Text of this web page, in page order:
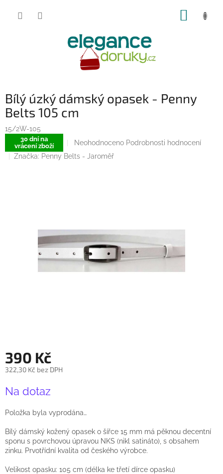
Bílý úzký dámský opasek - Penny
Belts 105 cm
15/2W-105
30 dní na
vrácení zboží
Průměrné
hodnocení
produktu
Neohodnoceno Podrobnosti hodnocení
Značka: Penny Belts - Jaroměř
390 Kč
322,30 Kč bez DPH
cena:
Na dotaz
Položka byla vyprodána…
Bílý dámský kožený opasek o šířce 15 mm má pěknou decentní
sponu s povrchovou úpravou NKS (nikl satináto), s obsahem
zinku. Prvotřídní kvalita od českého výrobce.
Velikost opasku: 105 cm (délka ke třetí dírce opasku)